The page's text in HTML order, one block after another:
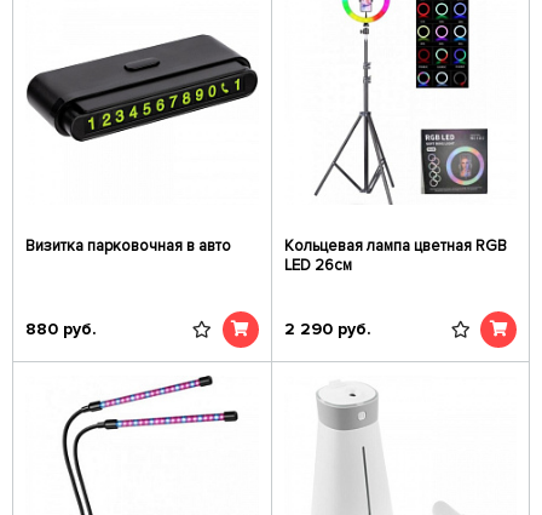
Визитка парковочная в авто
880 руб.
Кольцевая лампа цветная RGB
LED 26см
2 290 руб.